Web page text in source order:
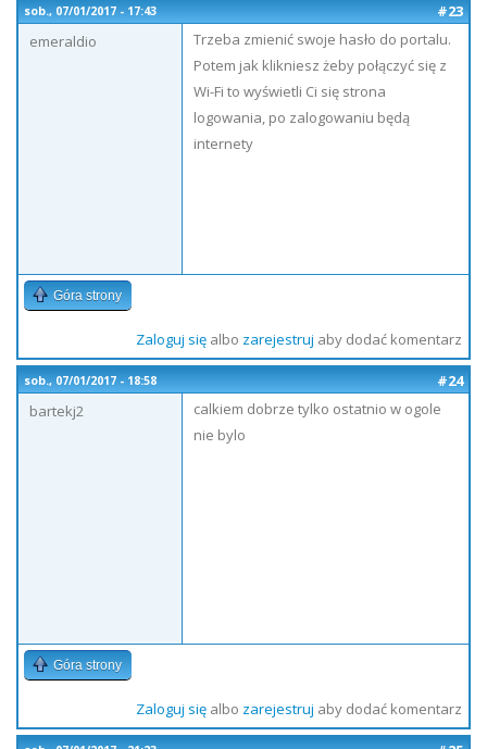
sob., 07/01/2017 - 17:43
#23
emeraldio
Trzeba zmienić swoje hasło do portalu.
Potem jak klikniesz żeby połączyć się z
Wi-Fi to wyświetli Ci się strona
logowania, po zalogowaniu będą
internety
Góra strony
Zaloguj sięalbo zarejestruj aby dodać komentarz
sob., 07/01/2017 - 18:58
#24
bartekj2
calkiem dobrze tylko ostatnio w ogole
nie bylo
Góra strony
Zaloguj sięalbo zarejestruj aby dodać komentarz